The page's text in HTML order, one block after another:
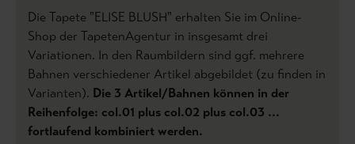
Die Tapete "ELISE BLUSH" erhalten Sie im Online-
Shop der TapetenAgentur in insgesamt drei
Variationen. In den Raumbildern sind ggf. mehrere
Bahnen verschiedener Artikel abgebildet (zu finden in
Varianten). Die 3 Artikel/Bahnen können in der
Reihenfolge: col.01 plus col.02 plus col.03 ...
fortlaufend kombiniert werden.